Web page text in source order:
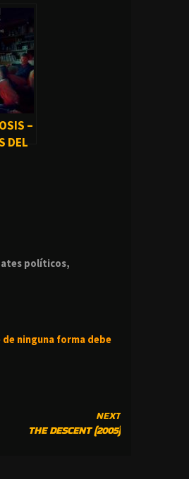
–
DEL
políticos,
de ninguna forma debe
NEXT
THE DESCENT (2005)